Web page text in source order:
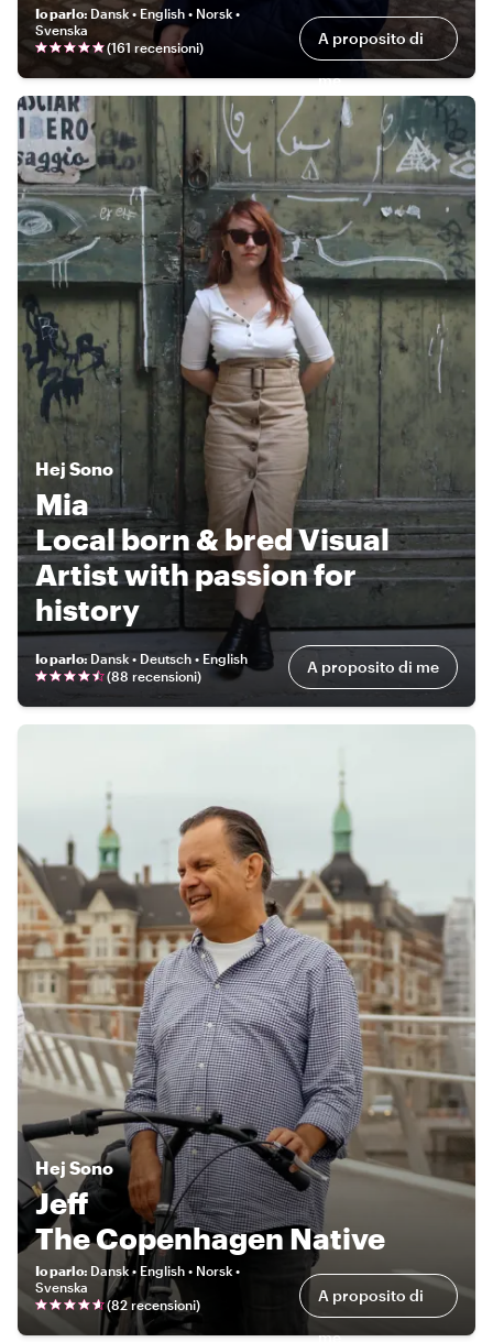
Io parlo:Dansk • English • Norsk •
Svenska
(161 recensioni) A proposito di
me
Hej Sono
Mia
Local born & bred Visual
Artist with passion for
history
Io parlo: Dansk • Deutsch • English
(88 recensioni) A proposito di me
Hej Sono
Jeff
The Copenhagen Native
Io parlo: Dansk • English • Norsk •
Svenska
(82 recensioni) A proposito di
me